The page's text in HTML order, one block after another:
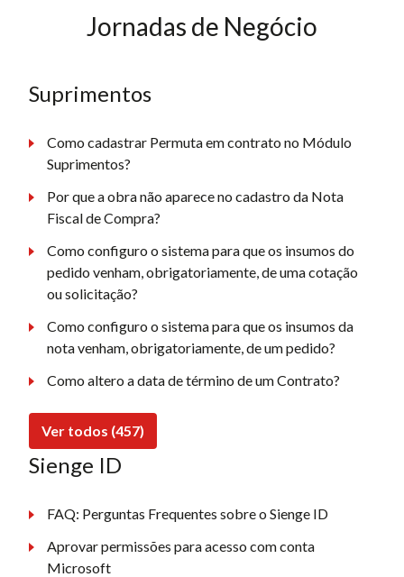
Jornadas de Negócio
Suprimentos
Como cadastrar Permuta em contrato no Módulo
Suprimentos?
Por que a obra não aparece no cadastro da Nota
Fiscal de Compra?
Como configuro o sistema para que os insumos do
pedido venham, obrigatoriamente, de uma cotação
ou solicitação?
Como configuro o sistema para que os insumos da
nota venham, obrigatoriamente, de um pedido?
Como altero a data de término de um Contrato?
Ver todos (457)
Sienge ID
FAQ: Perguntas Frequentes sobre o Sienge ID
Aprovar permissões para acesso com conta
Microsoft